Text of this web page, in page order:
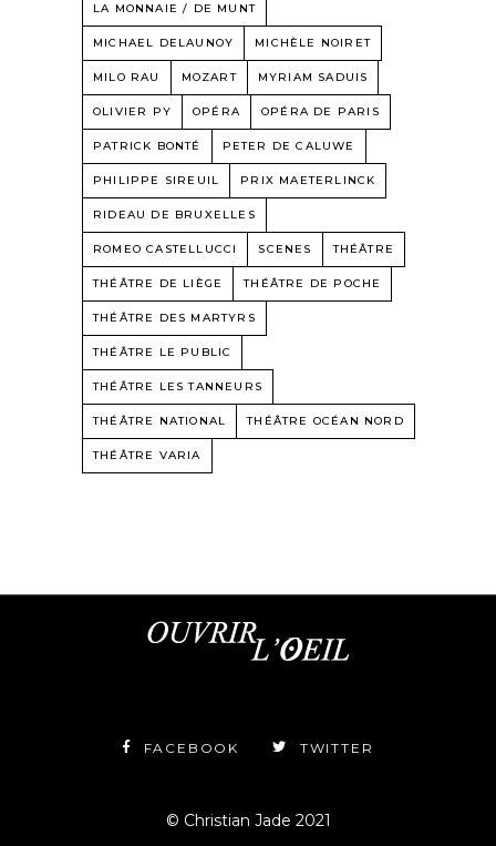
LA MONNAIE / DE MUNT
MICHAEL DELAUNOY MICHÈLE NOIRET
MILO RAU MOZART MYRIAM SADUIS
OLIVIER PY OPÉRA OPÉRA DE PARIS
PATRICK BONTÉ PETER DE CALUWE
PHILIPPE SIREUIL PRIX MAETERLINCK
RIDEAU DE BRUXELLES
ROMEO CASTELLUCCI SCENES THÉÂTRE
THÉÂTRE DE LIÈGE THÉÂTRE DE POCHE
THÉÂTRE DES MARTYRS
THÉÂTRE LE PUBLIC
THÉÂTRE LES TANNEURS
THÉÂTRE NATIONAL THÉÂTRE OCÉAN NORD
THÉÂTRE VARIA
FACEBOOK TWITTER
© Christian Jade 2021